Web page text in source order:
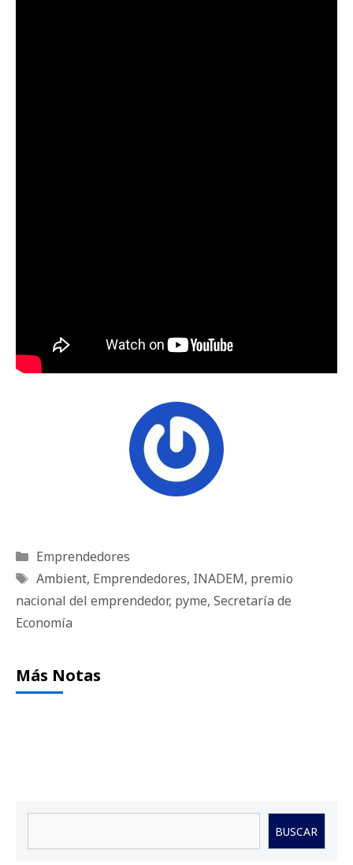
Categorías
Emprendedores
Etiquetas
Ambient, Emprendedores, INADEM, premio
nacional del emprendedor, pyme, Secretaría de
Economía
Más Notas
BUSCAR